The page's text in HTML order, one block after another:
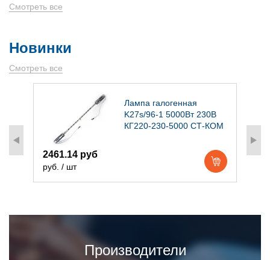
Смотреть все
Новинки
Смотреть все
Лампа галогенная
K27s/96-1 5000Вт 230В
КГ220-230-5000 СТ-КОМ
2461.14 руб
руб. / шт
Производители